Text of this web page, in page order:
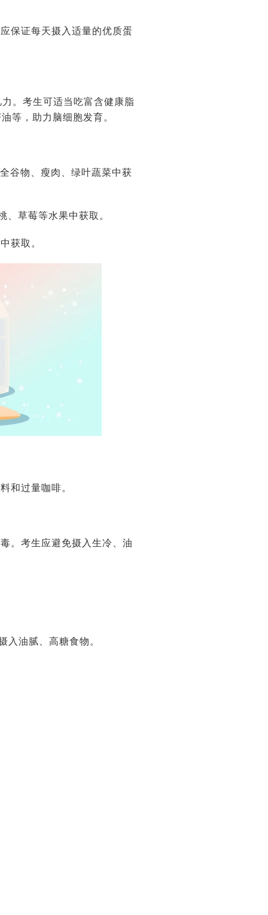
保证每天摄入适量的优质蛋
。考生可适当吃富含健康脂
等，助力脑细胞发育。
谷物、瘦肉、绿叶蔬菜中获
草莓等水果中获取。
获取。
和过量咖啡。
。考生应避免摄入生冷、油
入油腻、高糖食物。